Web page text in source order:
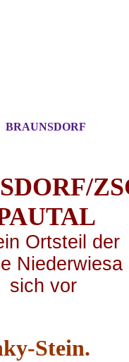
BRAUNSDORF
UTAL
n Ortsteil der
Niederwiesa
sich vor
Stein.